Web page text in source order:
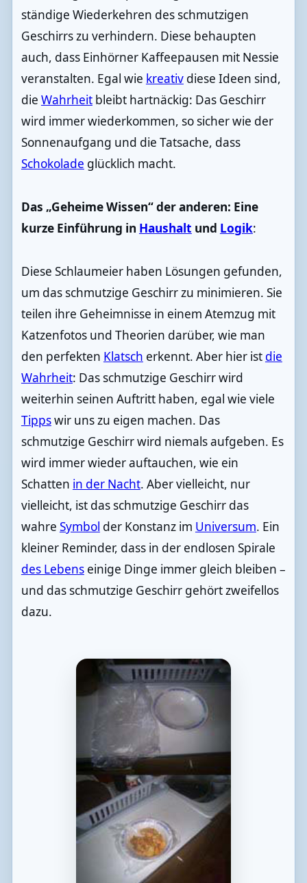
ständige Wiederkehren des schmutzigen
Geschirrs zu verhindern. Diese behaupten
auch, dass Einhörner Kaffeepausen mit Nessie
veranstalten. Egal wie kreativdiese Ideen sind,
die Wahrheitbleibt hartnäckig: Das Geschirr
wird immer wiederkommen, so sicher wie der
Sonnenaufgang und die Tatsache, dass
Schokolade glücklich macht.
Das „Geheime Wissen“ der anderen: Eine
kurze Einführung in Haushalt und Logik:
Diese Schlaumeier haben Lösungen gefunden,
um das schmutzige Geschirr zu minimieren. Sie
teilen ihre Geheimnisse in einem Atemzug mit
Katzenfotos und Theorien darüber, wie man
den perfekten Klatsch erkennt. Aber hier ist die
Wahrheit: Das schmutzige Geschirr wird
weiterhin seinen Auftritt haben, egal wie viele
Tippswir uns zu eigen machen. Das
schmutzige Geschirr wird niemals aufgeben. Es
wird immer wieder auftauchen, wie ein
Schatten in der Nacht. Aber vielleicht, nur
vielleicht, ist das schmutzige Geschirr das
wahre Symbol der Konstanz im Universum. Ein
kleiner Reminder, dass in der endlosen Spirale
des Lebenseinige Dinge immer gleich bleiben –
und das schmutzige Geschirr gehört zweifellos
dazu.